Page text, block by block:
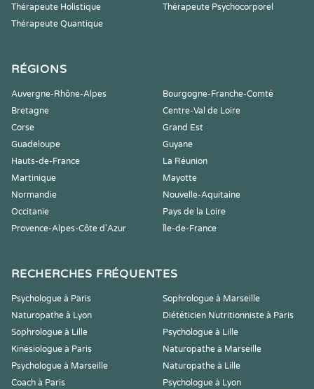
Thérapeute Holistique
Thérapeute Psychocorporel
Thérapeute Quantique
RÉGIONS
Auvergne-Rhône-Alpes
Bourgogne-Franche-Comté
Bretagne
Centre-Val de Loire
Corse
Grand Est
Guadeloupe
Guyane
Hauts-de-France
La Réunion
Martinique
Mayotte
Normandie
Nouvelle-Aquitaine
Occitanie
Pays de la Loire
Provence-Alpes-Côte d'Azur
Île-de-France
RECHERCHES FRÉQUENTES
Psychologue à Paris
Sophrologue à Marseille
Naturopathe à Lyon
Diététicien Nutritionniste à Paris
Sophrologue à Lille
Psychologue à Lille
Kinésiologue à Paris
Naturopathe à Marseille
Psychologue à Marseille
Naturopathe à Lille
Coach à Paris
Psychologue à Lyon